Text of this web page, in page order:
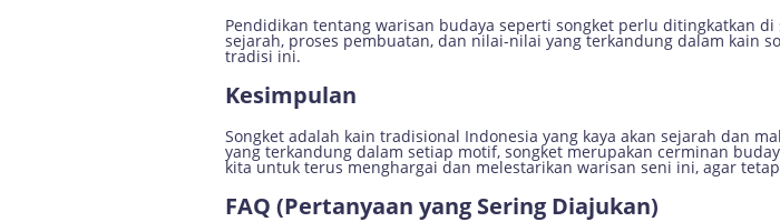
Pendidikan tentang warisan budaya seperti songket perlu ditingkatkan
sejarah, proses pembuatan, dan nilai-nilai yang terkandung dalam kain
tradisi ini.
Kesimpulan
Songket adalah kain tradisional Indonesia yang kaya akan sejarah dan
yang terkandung dalam setiap motif, songket merupakan cerminan
kita untuk terus menghargai dan melestarikan warisan seni ini, agar
FAQ (Pertanyaan yang Sering Diajukan)